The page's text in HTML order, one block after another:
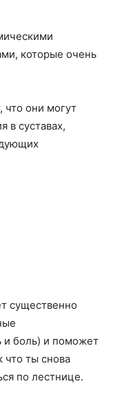
которые очень
что они могут
в суставах,
существенно
и боль) и поможет
что ты снова
по лестнице.